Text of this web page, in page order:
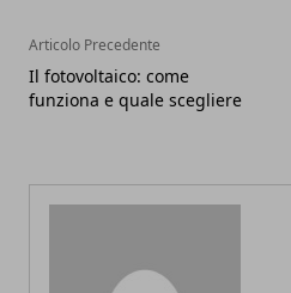
Articolo Precedente
Il fotovoltaico: come
funziona e quale scegliere